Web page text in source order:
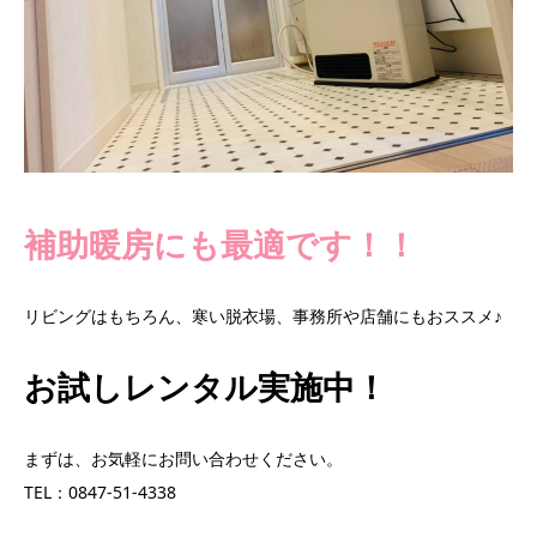
補助暖房にも最適です！！
リビングはもちろん、寒い脱衣場、事務所や店舗にもおススメ♪
お試しレンタル実施中！
まずは、お気軽にお問い合わせください。
TEL：0847‐51‐4338